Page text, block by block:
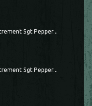
Sgt Pepper...
Sgt Pepper...